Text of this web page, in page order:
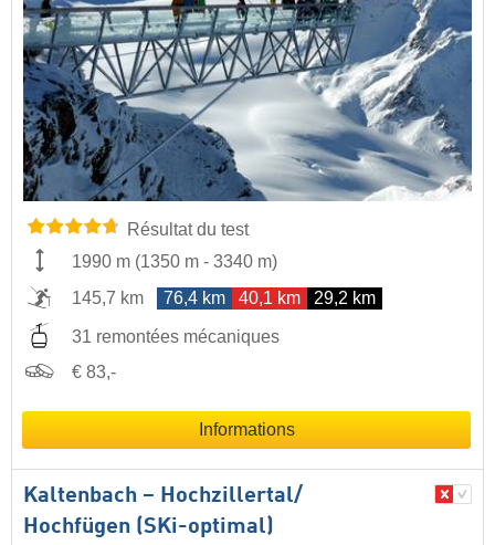
Résultat du test
1990 m (1350 m - 3340 m)
145,7 km
76,4 km 40,1 km 29,2 km
31 remontées mécaniques
€ 83,-
Informations
Kaltenbach – Hochzillertal/​
Hochfügen (SKi-optimal)